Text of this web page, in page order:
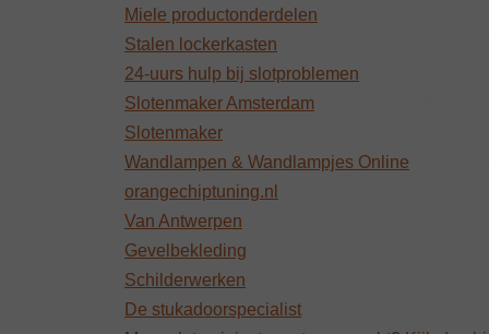
Miele productonderdelen
Stalen lockerkasten
24-uurs hulp bij slotproblemen
Slotenmaker Amsterdam
Slotenmaker
Wandlampen & Wandlampjes Online
orangechiptuning.nl
Van Antwerpen
Gevelbekleding
Schilderwerken
De stukadoorspecialist